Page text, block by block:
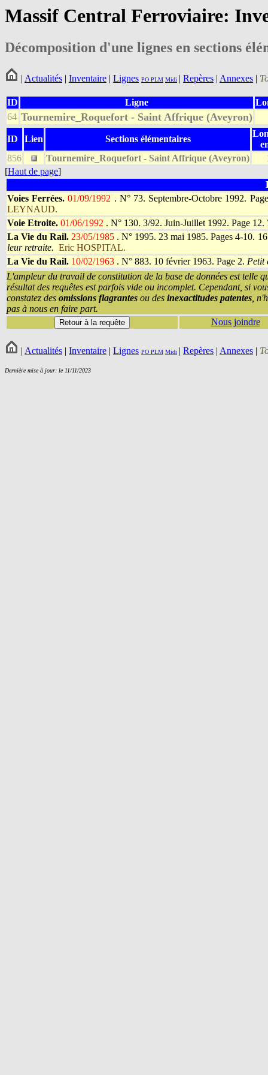
Massif Central Ferroviaire:
Décomposition d'une lignes en sections
| Actualités | Inventaire | Lignes PO PLM Midi | Repères | Annexes |
ID Ligne
64 Tournemire_Roquefort - Saint Affrique (Aveyron)
ID Lien Sections élémentaires
856
Tournemire_Roquefort - Saint Affrique (Aveyron)
[Haut de page]
Voies Ferrées.01/09/1992 . N° 73. Septembre-Octobre 1992.
LEYNAUD.
Voie Etroite. 01/06/1992 . N° 130. 3/92. Juin-Juillet 1992. Page 12.
La Vie du Rail. 23/05/1985 . N° 1995. 23 mai 1985. Pages 4-10.
leur retraite. Eric HOSPITAL.
La Vie du Rail. 10/02/1963 . N° 883. 10 février 1963. Page 2. Petit
L'ampleur du travail de constitution de la base de données est telle
résultat des requêtes est parfois vide ou incomplet. Cependant, si
constatez des omissions flagrantes ou des inexactitudes patentes ,
pas à nous en faire part.
Nous joindre
| Actualités | Inventaire | Lignes PO PLM Midi | Repères | Annexes |
Dernière mise à jour: le 11/11/2023